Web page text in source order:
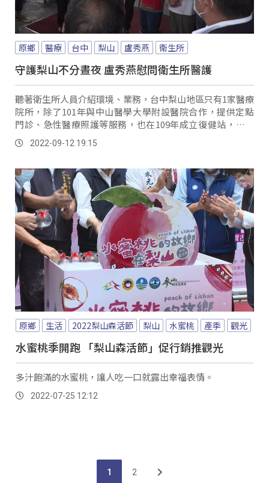
原鄉 醫療 台中 梨山 盧秀燕 衛生所
守護梨山不分晝夜 盧秀燕慰問衛生所醫護
聽著衛生所人員介紹環境、業務，台中梨山地區只有1家醫療
院所，除了101年與中山醫學大學附設醫院合作，提供定點
門診、急性醫療照護等服務，也在109年成立復健站，讓族
人在當地就能復健醫療，為了感謝這群全年無休，24小時默
默付出的醫護人員，市長盧秀燕也特地來到梨山衛生所，慰
2022-09-12 19:15
原鄉 生活 2022梨山森活節 梨山 水蜜桃 產季 觀光
水蜜桃季開跑 「梨山森活節」促行銷推觀光
多汁飽滿的水蜜桃，讓人吃一口就露出幸福表情。
2022-07-25 12:12
1 2